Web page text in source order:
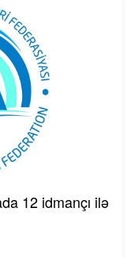
12 idmançı ilə